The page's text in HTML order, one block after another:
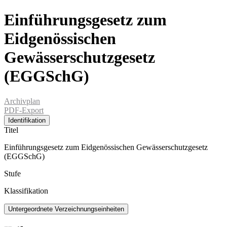
Einführungsgesetz zum
Eidgenössischen
Gewässerschutzgesetz
(EGGSchG)
Archivplan
PDF-Export
Identifikation
Titel
Einführungsgesetz zum Eidgenössischen Gewässerschutzgesetz
(EGGSchG)
Stufe
Klassifikation
Untergeordnete Verzeichnungseinheiten